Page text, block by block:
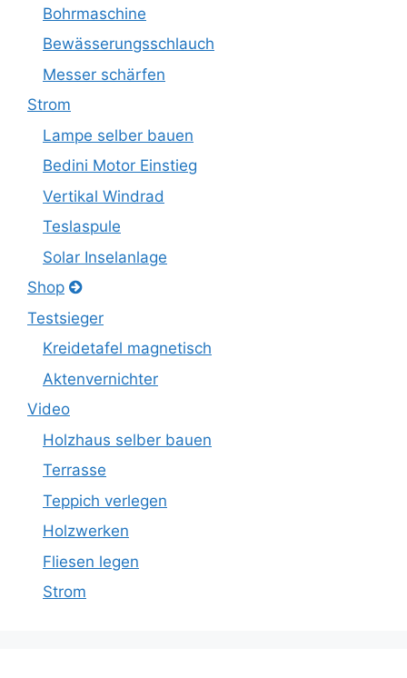
Bohrmaschine
Bewässerungsschlauch
Messer schärfen
Strom
Lampe selber bauen
Bedini Motor Einstieg
Vertikal Windrad
Teslaspule
Solar Inselanlage
Shop
Testsieger
Kreidetafel magnetisch
Aktenvernichter
Video
Holzhaus selber bauen
Terrasse
Teppich verlegen
Holzwerken
Fliesen legen
Strom